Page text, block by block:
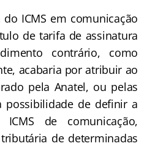
ICMS em comunicação
de tarifa de assinatura
contrário, como
acabaria por atribuir ao
pela Anatel, ou pelas
possibilidade de definir a
de comunicação,
de determinadas